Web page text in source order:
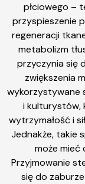
płciowego –
przyspieszenie
regeneracji
metabolizm
przyczynia się
zwiększenia
wykorzystywane
i kulturystów,
wytrzymałość i
Jednakże, takie
może mieć
Przyjmowanie
się do